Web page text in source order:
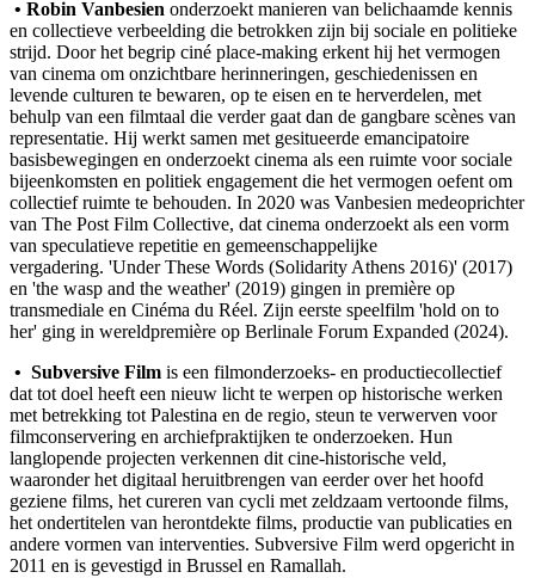
• Robin Vanbesien onderzoekt manieren van belichaamde kennis
en collectieve verbeelding die betrokken zijn bij sociale en politieke
strijd. Door het begrip ciné place-making erkent hij het vermogen
van cinema om onzichtbare herinneringen, geschiedenissen en
levende culturen te bewaren, op te eisen en te herverdelen, met
behulp van een filmtaal die verder gaat dan de gangbare scènes van
representatie. Hij werkt samen met gesitueerde emancipatoire
basisbewegingen en onderzoekt cinema als een ruimte voor sociale
bijeenkomsten en politiek engagement die het vermogen oefent om
collectief ruimte te behouden. In 2020 was Vanbesien medeoprichter
van The Post Film Collective, dat cinema onderzoekt als een vorm
van speculatieve repetitie en gemeenschappelijke
vergadering. 'Under These Words (Solidarity Athens 2016)' (2017)
en 'the wasp and the weather' (2019) gingen in première op
transmediale en Cinéma du Réel. Zijn eerste speelfilm 'hold on to
her' ging in wereldpremière op Berlinale Forum Expanded (2024).
• Subversive Film is een filmonderzoeks- en productiecollectief
dat tot doel heeft een nieuw licht te werpen op historische werken
met betrekking tot Palestina en de regio, steun te verwerven voor
filmconservering en archiefpraktijken te onderzoeken. Hun
langlopende projecten verkennen dit cine-historische veld,
waaronder het digitaal heruitbrengen van eerder over het hoofd
geziene films, het cureren van cycli met zeldzaam vertoonde films,
het ondertitelen van herontdekte films, productie van publicaties en
andere vormen van interventies. Subversive Film werd opgericht in
2011 en is gevestigd in Brussel en Ramallah.